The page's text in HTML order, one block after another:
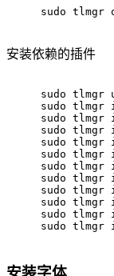
sudo tlmgr
安装依赖的插件
sudo tlmgr
sudo tlmgr
sudo tlmgr
sudo tlmgr
sudo tlmgr
sudo tlmgr
sudo tlmgr
sudo
sudo tlmgr
sudo tlmgr
sudo tlmgr
sudo tlmgr
安装字体